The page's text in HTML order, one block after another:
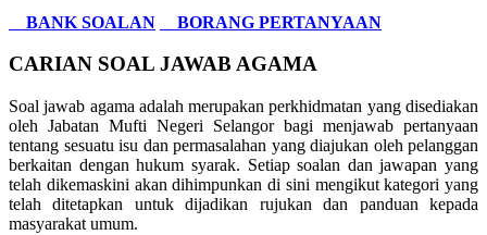
BANK SOALAN BORANG PERTANYAAN
CARIAN SOAL JAWAB AGAMA
Soal jawab agama adalah merupakan perkhidmatan yang disediakan
oleh Jabatan Mufti Negeri Selangor bagi menjawab pertanyaan
tentang sesuatu isu dan permasalahan yang diajukan oleh pelanggan
berkaitan dengan hukum syarak. Setiap soalan dan jawapan yang
telah dikemaskini akan dihimpunkan di sini mengikut kategori yang
telah ditetapkan untuk dijadikan rujukan dan panduan kepada
masyarakat umum.